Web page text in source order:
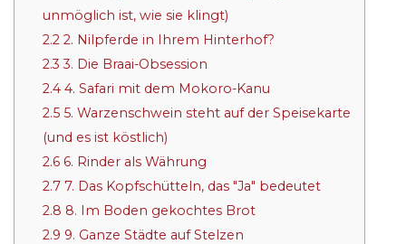
unmöglich ist, wie sie klingt)
2.2 2. Nilpferde in Ihrem Hinterhof?
2.3 3. Die Braai-Obsession
2.4 4. Safari mit dem Mokoro-Kanu
2.5 5. Warzenschwein steht auf der Speisekarte
(und es ist köstlich)
2.6 6. Rinder als Währung
2.7 7. Das Kopfschütteln, das "Ja" bedeutet
2.8 8. Im Boden gekochtes Brot
2.9 9. Ganze Städte auf Stelzen